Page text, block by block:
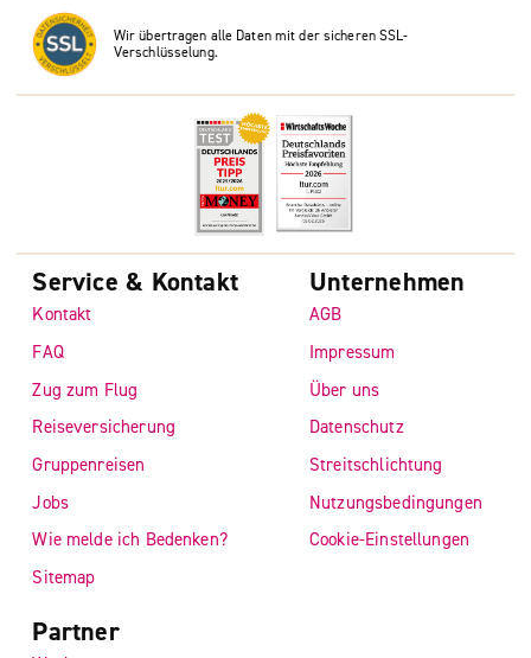
Wir übertragen alle Daten mit der sicheren SSL-
Verschlüsselung.
Service & Kontakt
Kontakt
FAQ
Zug zum Flug
Reiseversicherung
Gruppenreisen
Jobs
Wie melde ich Bedenken?
Sitemap
Unternehmen
AGB
Impressum
Über uns
Datenschutz
Streitschlichtung
Nutzungsbedingungen
Cookie-Einstellungen
Partner